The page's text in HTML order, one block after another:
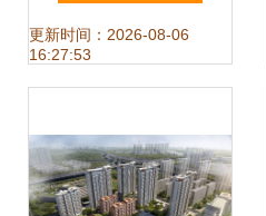
更新时间：2026-08-06
16:27:53